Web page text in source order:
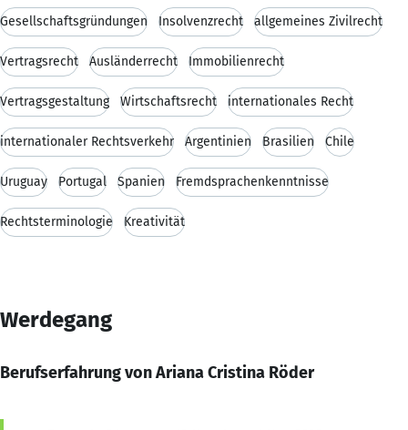
Gesellschaftsgründungen Insolvenzrecht allgemeines Zivilrecht
Vertragsrecht Ausländerrecht Immobilienrecht
Vertragsgestaltung Wirtschaftsrecht internationales Recht
internationaler Rechtsverkehr Argentinien Brasilien Chile
Uruguay Portugal Spanien Fremdsprachenkenntnisse
Rechtsterminologie Kreativität
Werdegang
Berufserfahrung von Ariana Cristina Röder